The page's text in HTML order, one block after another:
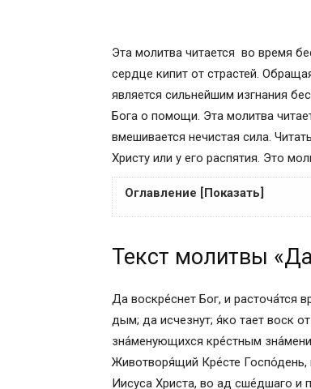
Эта молитва читается во время
сердце кипит от страстей.
является сильнейшим изгнания
Бога о помощи. Эта молитва
вмешивается нечистая сила.
Христу или у его распятия. Это
Оглавление [Показать]
Суть молитвы «Да воскреснет
Смысл молитвы
Исторические факты
В каких случаях можно читать
Как правильно молиться
Псалом 90:
Текст молитвы
Да воскре́снет Бог, и расточа́тся
дым; да исчезнут; я́ко тает воск
зна́менующихся кре́стным
Животворя́щий Кре́сте Госпо́день,
Иисуса Христа, во ад сше́дшаго и